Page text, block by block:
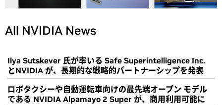
All NVIDIA News
Ilya Sutskever 氏が率いる Safe Superintelligence Inc.
とNVIDIA が、長期的な戦略的パートナーシップを発表
ロボタクシーや自動運転車向けの最先端オープン モデル
である NVIDIA Alpamayo 2 Super が、商用利用可能に